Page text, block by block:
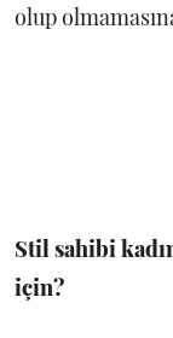
olup
Stil sahibi
için?